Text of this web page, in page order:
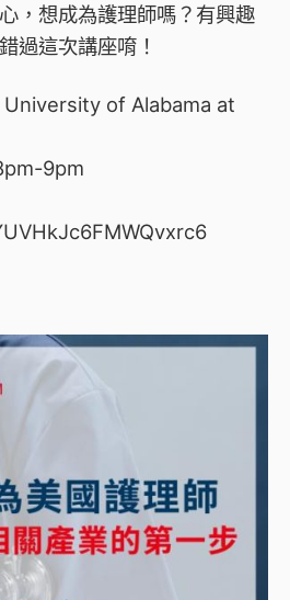
，想成為護理師嗎？有興趣
過這次講座唷！
University of Alabama at
9pm